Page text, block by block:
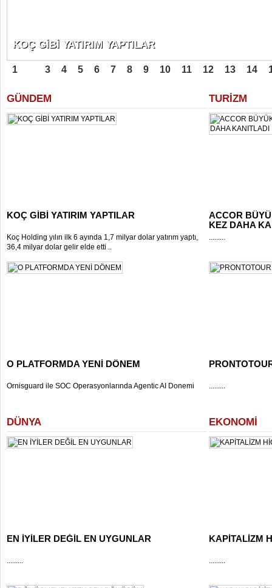
DÖRT ŞİRKET DAHA!!!
1 3 4 5 6 7 8 9 10 11 12 13 14
GÜNDEM
KOÇ GİBİ YATIRIM YAPTILAR
Koç Holding yılın ilk 6 ayında 1,7 milyar dolar yatırım yaptı,
36,4 milyar dolar gelir elde etti ..
O PLATFORMDA YENİ DÖNEM
Ornisguard ile SOC Operasyonlarında Agentic AI Donemi
TURİZM
ACCOR
KEZ DAHA
.........
.........
DÜNYA
EN İYİLER DEĞİL EN UYGUNLAR
.........
EKONOMİ
KAPİTALİZM
.........